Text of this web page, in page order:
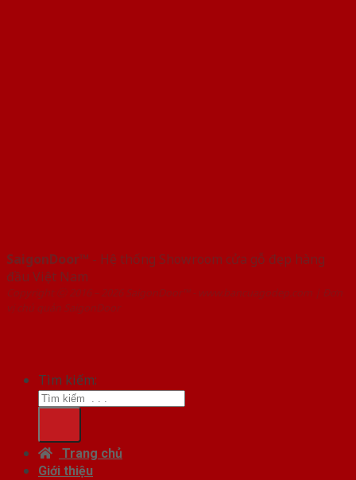
SaigonDoor™ - Hệ thống Showroom cửa gỗ đẹp hàng
đầu Việt Nam
Copyright ⓒ 2016 – 2026 SaigonDoor™ - www.bancuagodep.com | Đơn
vị chủ quản SaigonDoor
Tìm kiếm:
Trang chủ
Giới thiệu